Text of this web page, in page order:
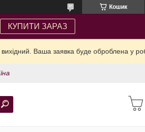
Кошик
КУПИТИ ЗАРАЗ
Ваша заявка буде оброблена у